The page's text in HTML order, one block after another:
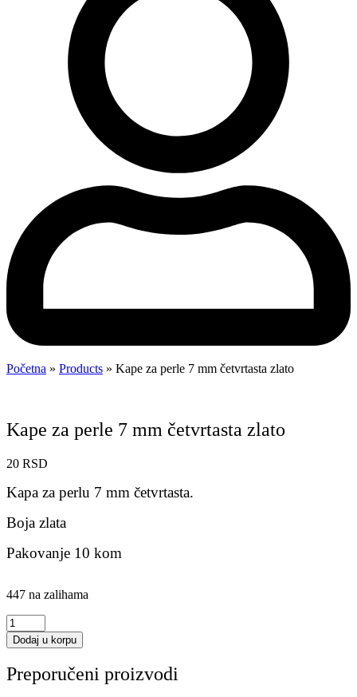
Početna » Products » Kape za perle 7 mm četvrtasta zlato
Kape za perle 7 mm četvrtasta zlato
20 RSD
Kapa za perlu 7 mm četvrtasta.
Boja zlata
Pakovanje 10 kom
447 na zalihama
Kape
za
perle
mm
Dodaj u korpu
Preporučeni proizvodi